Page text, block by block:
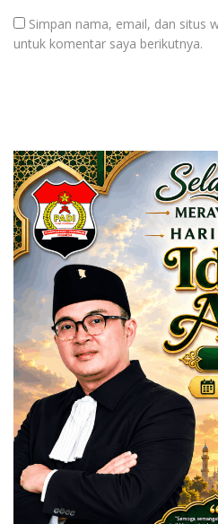
Simpan nama, email, dan situs
untuk komentar saya berikutnya.